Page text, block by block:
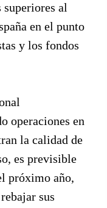
al
en el punto
y los fondos
operaciones en
la calidad de
es previsible
próximo año,
sus